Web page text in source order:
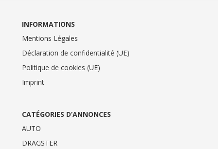
INFORMATIONS
Mentions Légales
Déclaration de confidentialité (UE)
Politique de cookies (UE)
Imprint
CATÉGORIES D’ANNONCES
AUTO
DRAGSTER